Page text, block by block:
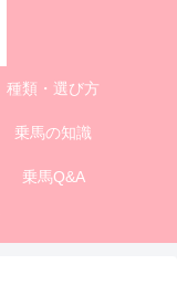
種類・選び方
乗馬の知識
乗馬Q&A